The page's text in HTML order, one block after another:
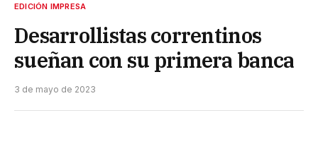
EDICIÓN IMPRESA
Desarrollistas correntinos
sueñan con su primera banca
3 de mayo de 2023